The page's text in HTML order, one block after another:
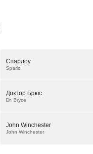
Спарлоу
Sparlo
Доктор Брюс
Dr. Bryce
John Winchester
John Winchester